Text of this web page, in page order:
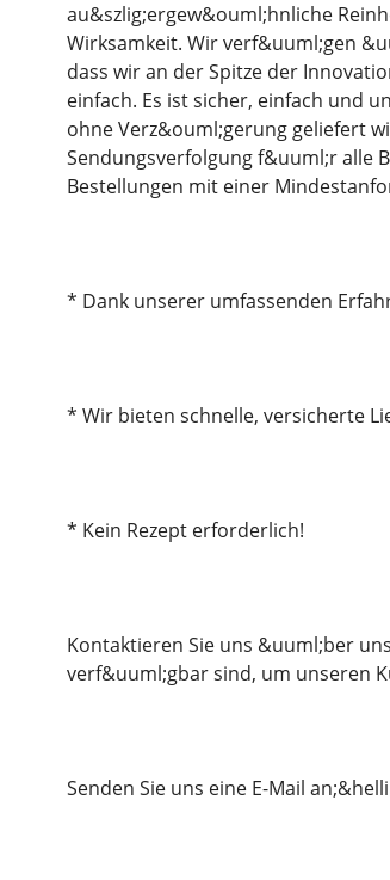
au&szlig;ergew&ouml;hnliche
Wirksamkeit. Wir verf&uuml;gen
dass wir an der Spitze der
einfach. Es ist sicher, einfach und
ohne Verz&ouml;gerung geliefert
Sendungsverfolgung f&uuml;r alle
Bestellungen mit einer
* Dank unserer umfassenden
* Wir bieten schnelle, versicherte
* Kein Rezept erforderlich!
Kontaktieren Sie uns &uuml;ber
verf&uuml;gbar sind, um unseren
Senden Sie uns eine E-Mail